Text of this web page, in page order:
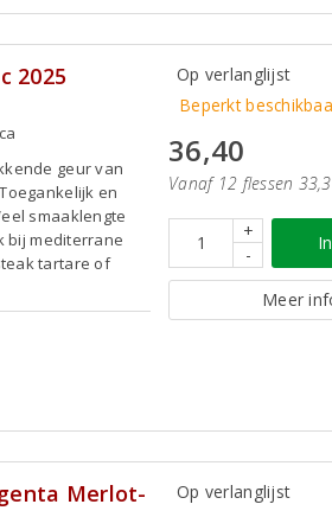
2025
geur van
en
smaaklengte
bij mediterrane
tartare of
Op verlanglijst
Beperkt
36,40
Vanaf 12 flessen
+
-
Meer
Merlot-
Op verlanglijst